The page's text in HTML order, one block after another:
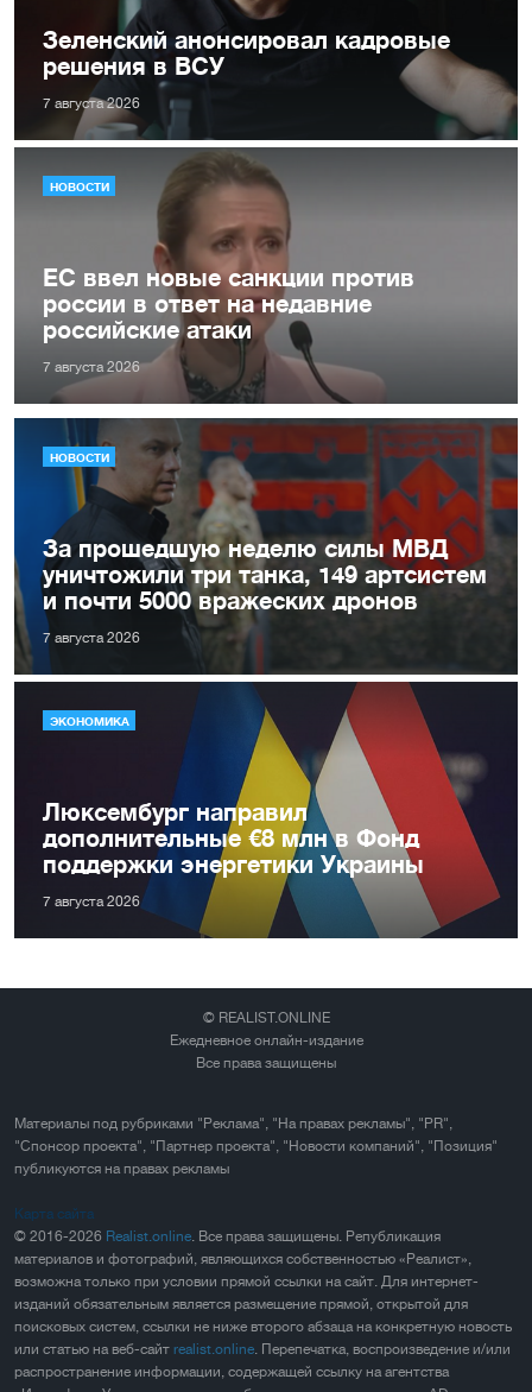
Зеленский анонсировал кадровые
решения в ВСУ
7 августа 2026
НОВОСТИ
ЕС ввел новые санкции против
россии в ответ на недавние
российские атаки
7 августа 2026
НОВОСТИ
За прошедшую неделю силы МВД
уничтожили три танка, 149 артсистем
и почти 5000 вражеских дронов
7 августа 2026
ЭКОНОМИКА
Люксембург направил
дополнительные €8 млн в Фонд
поддержки энергетики Украины
7 августа 2026
© REALIST.ONLINE
Ежедневное онлайн-издание
Все права защищены
Материалы под рубриками "Реклама", "На правах рекламы", "PR",
"Спонсор проекта", "Партнер проекта", "Новости компаний", "Позиция"
публикуются на правах рекламы
Карта сайта
© 2016-2026 Realist.online. Все права защищены. Републикация
материалов и фотографий, являющихся собственностью «Реалист»,
возможна только при условии прямой ссылки на сайт. Для интернет-
изданий обязательным является размещение прямой, открытой для
поисковых систем, ссылки не ниже второго абзаца на конкретную новость
или статью на веб-сайт realist.online. Перепечатка, воспроизведение и/или
распространение информации, содержащей ссылку на агентства